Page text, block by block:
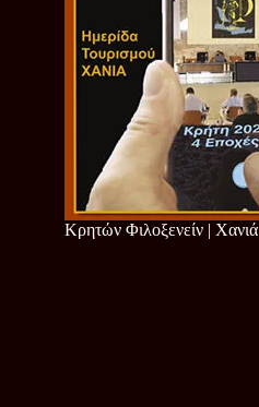
Κρητών Φιλοξενείν | Χανιά